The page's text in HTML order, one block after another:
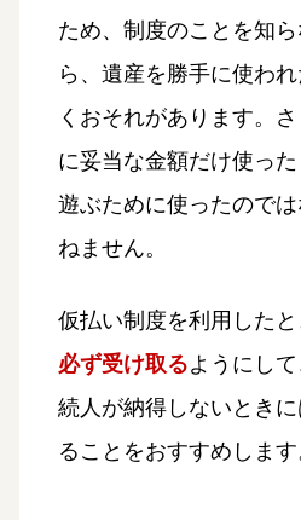
ため、制度のことを知
ら、遺産を勝手に使わ
くおそれがあります。
に妥当な金額だけ使っ
遊ぶために使ったので
ねません。
仮払い制度を利用したと
必ず受け取るようにし
続人が納得しないとき
ることをおすすめします